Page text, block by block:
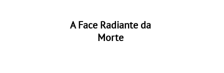
A Face Radiante da
Morte